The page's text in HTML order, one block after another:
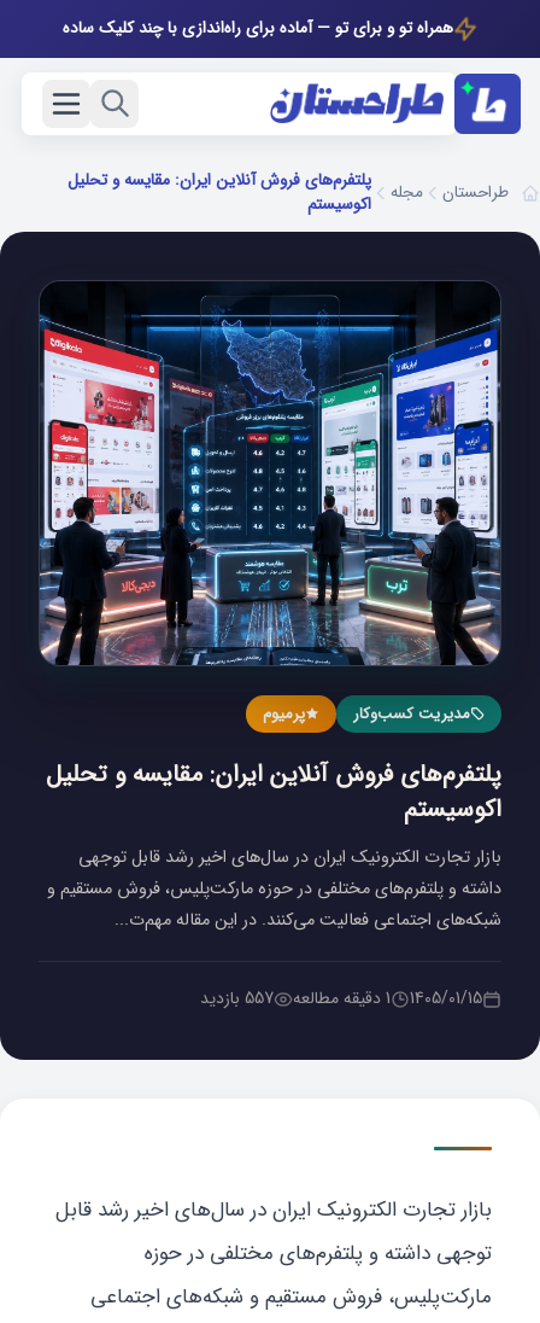
همراه تو و برای تو — آماده برای راه‌اندازی با چند کلیک ساده
طراحستان مجله
پلتفرم‌های فروش آنلاین ایران: مقایسه و تحلیل
اکوسیستم
مدیریت کسب‌و‌کار پرمیوم
پلتفرم‌های فروش آنلاین ایران: مقایسه و تحلیل
اکوسیستم
بازار تجارت الکترونیک ایران در سال‌های اخیر رشد قابل توجهی
داشته و پلتفرم‌های مختلفی در حوزه مارکت‌پلیس، فروش مستقیم و
شبکه‌های اجتماعی فعالیت می‌کنند. در این مقاله مهم‌ت...
1405/01/15 1 دقیقه مطالعه 557 بازدید
بازار تجارت الکترونیک ایران در سال‌های اخیر رشد قابل
توجهی داشته و پلتفرم‌های مختلفی در حوزه
مارکت‌پلیس، فروش مستقیم و شبکه‌های اجتماعی